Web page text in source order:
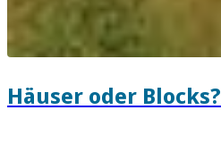
Häuser oder Blocks?